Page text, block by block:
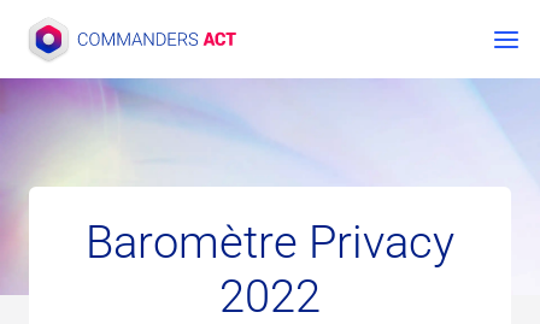
contenu
Baromètre Privacy
2022